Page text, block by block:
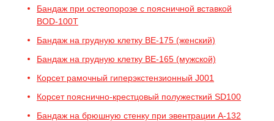
Бандаж при остеопорозе с поясничной вставкой
BOD-100T
Бандаж на грудную клетку BE-175 (женский)
Бандаж на грудную клетку BE-165 (мужской)
Корсет рамочный гиперэкстензионный J001
Корсет пояснично-крестцовый полужесткий SD100
Бандаж на брюшную стенку при эвентрации A-132